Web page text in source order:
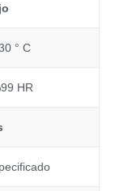
° C
HR